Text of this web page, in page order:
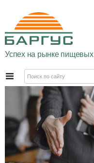
Успех на рынке пищевых